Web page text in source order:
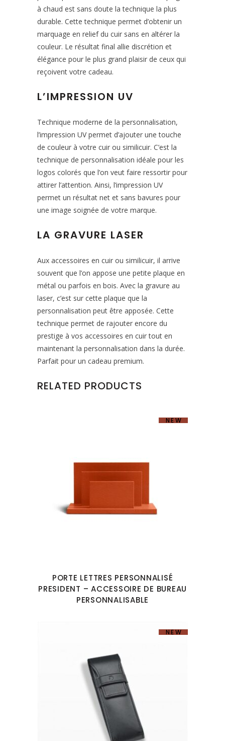
à chaud est sans doute la technique la plus
durable. Cette technique permet d’obtenir un
marquage en relief du cuir sans en altérer la
couleur. Le résultat final allie discrétion et
élégance pour le plus grand plaisir de ceux qui
reçoivent votre cadeau.
L’IMPRESSION UV
Technique moderne de la personnalisation,
l’impression UV permet d’ajouter une touche
de couleur à votre cuir ou similicuir. C’est la
technique de personnalisation idéale pour les
logos colorés que l’on veut faire ressortir pour
attirer l’attention. Ainsi, l’impression UV
permet un résultat net et sans bavures pour
une image soignée de votre marque.
LA GRAVURE LASER
Aux accessoires en cuir ou similicuir, il arrive
souvent que l’on appose une petite plaque en
métal ou parfois en bois. Avec la gravure au
laser, c’est sur cette plaque que la
personnalisation peut être apposée. Cette
technique permet de rajouter encore du
prestige à vos accessoires en cuir tout en
maintenant la personnalisation dans la durée.
Parfait pour un cadeau premium.
RELATED PRODUCTS
NEW
PORTE LETTRES PERSONNALISÉ
PRESIDENT – ACCESSOIRE DE BUREAU
PERSONNALISABLE
NEW